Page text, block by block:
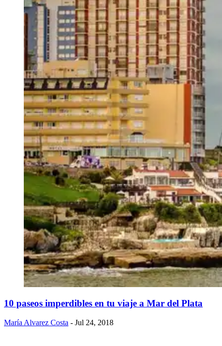
10 paseos imperdibles en tu viaje a Mar del Plata
María Alvarez Costa - Jul 24, 2018